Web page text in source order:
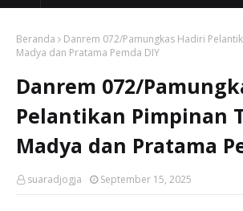
Beranda
Danrem 072/Pamungkas Hadiri
Madya dan Pratama Pemda DIY
Danrem 072/
Pelantikan Pimpinan
Madya dan Pratama
suaradjogja September 15, 2025